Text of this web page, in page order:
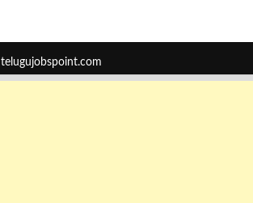
telugujobspoint.com